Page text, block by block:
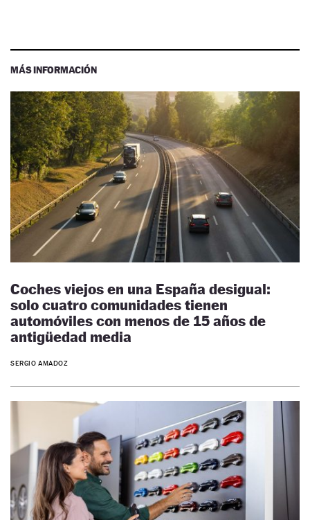
MÁS INFORMACIÓN
Coches viejos en una España desigual:
solo cuatro comunidades tienen
automóviles con menos de 15 años de
antigüedad media
SERGIO AMADOZ